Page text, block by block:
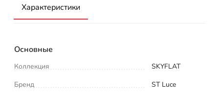
Характеристики
Основные
Коллекция
SKYFLAT
Бренд
ST Luce